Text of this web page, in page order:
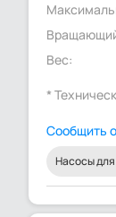
Вес:
*
Сообщить
Насосы